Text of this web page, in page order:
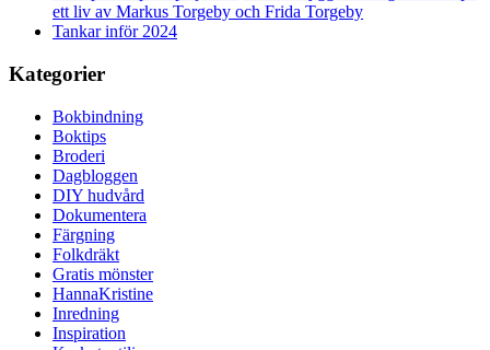
ett liv av Markus Torgeby och Frida Torgeby
Tankar inför 2024
Kategorier
Bokbindning
Boktips
Broderi
Dagbloggen
DIY hudvård
Dokumentera
Färgning
Folkdräkt
Gratis mönster
HannaKristine
Inredning
Inspiration